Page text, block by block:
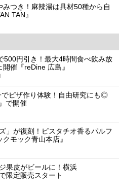
つき！麻辣湯は具材50種から自
TAN』
500円引き！最大4時間食べ飲み放
催『reDine 広島』
ピザ作り体験！自由研究にも◎
で開催
」が復刻！ピスタチオ香るパルフ
モック青山本店』
果皮がビールに！横浜
限定販売スタート